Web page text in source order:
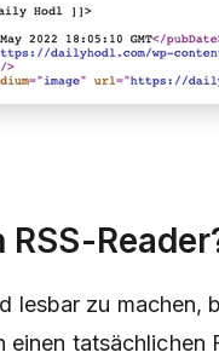
lesbar zu machen,
einen tatsächlichen